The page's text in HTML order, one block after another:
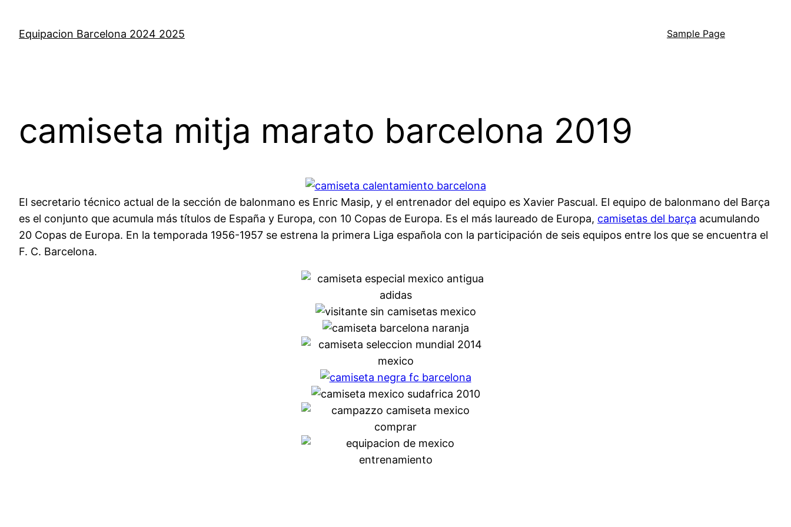
contenido
Equipacion Barcelona 2024 2025 Sample Page
camiseta mitja marato barcelona 2019
El secretario técnico actual de la sección de balonmano es Enric Masip, y el entrenador del equipo es Xavier Pascual. El equipo de balonmano del Barça
es el conjunto que acumula más títulos de España y Europa, con 10 Copas de Europa. Es el más laureado de Europa, camisetas del barça acumulando
20 Copas de Europa. En la temporada 1956-1957 se estrena la primera Liga española con la participación de seis equipos entre los que se encuentra el
F. C. Barcelona.